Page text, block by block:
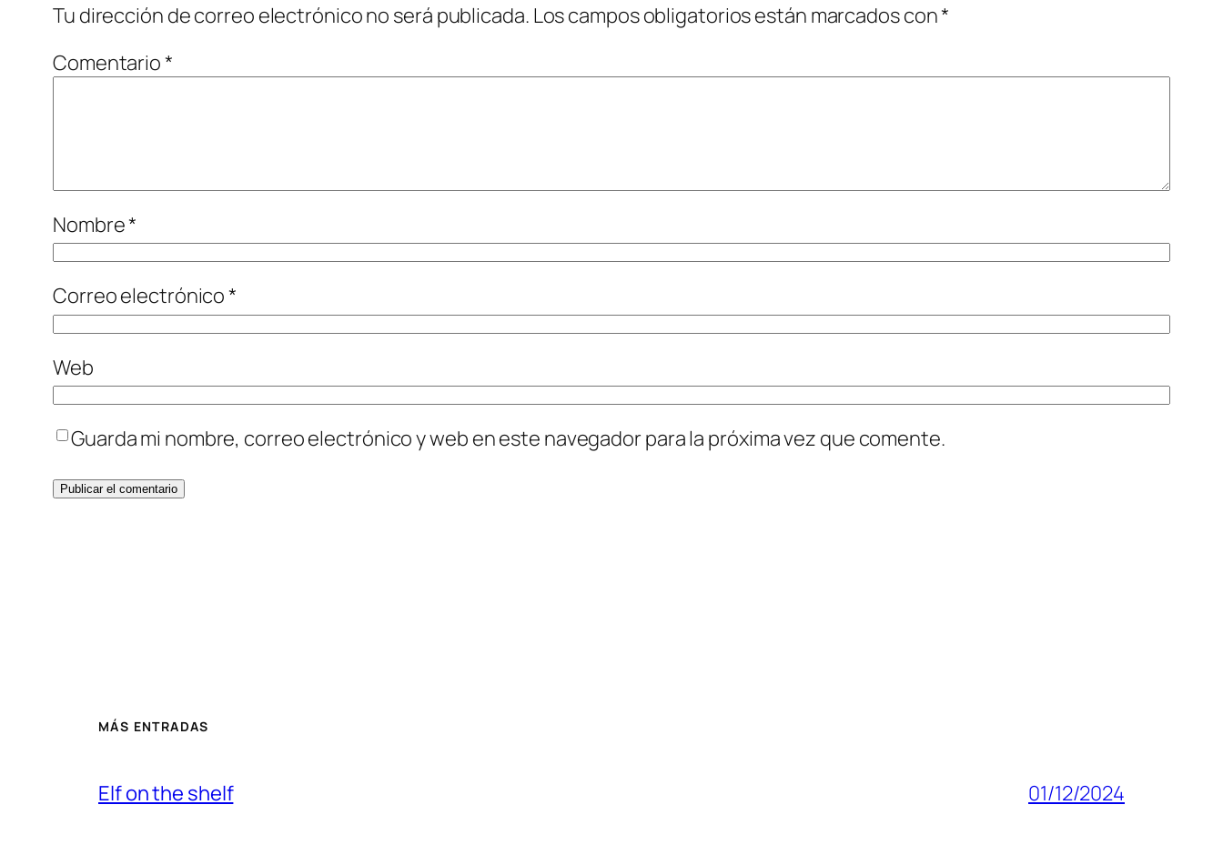
Tu dirección de correo electrónico no será publicada. Los campos obligatorios están marcados con*
Comentario*
Nombre*
Correo electrónico*
Web
Guarda mi nombre, correo electrónico y web en este navegador para la próxima vez que comente.
MÁS ENTRADAS
Elf on the shelf 01/12/2024